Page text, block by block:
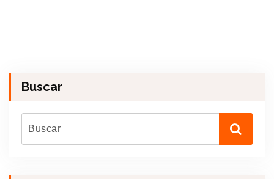
Buscar